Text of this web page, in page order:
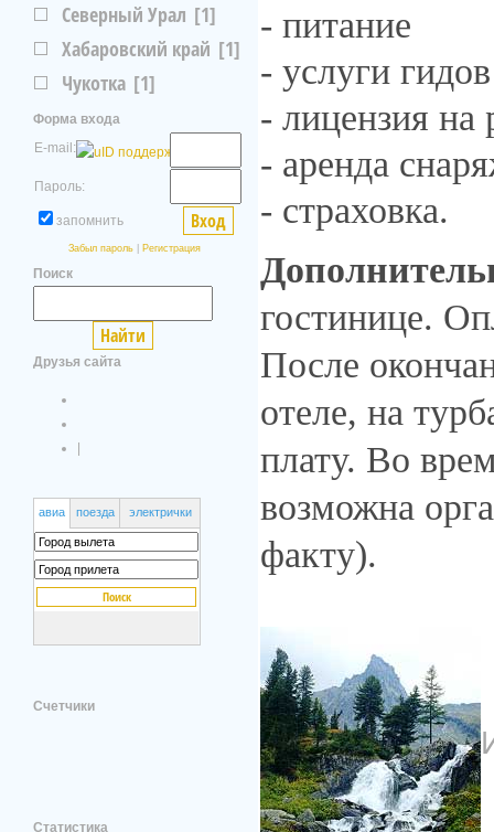
Северный Урал [1]
Хабаровский край [1]
Чукотка [1]
Форма входа
E-mail:
Пароль:
запомнить
Забыл пароль| Регистрация
Поиск
Друзья сайта
авиа поезда электрички
Счетчики
Статистика
- питание
- услуги гидов
- лицензия на
- аренда
- страховка.
гостинице.
После
отеле, на
плату. Во
возможна
факту).